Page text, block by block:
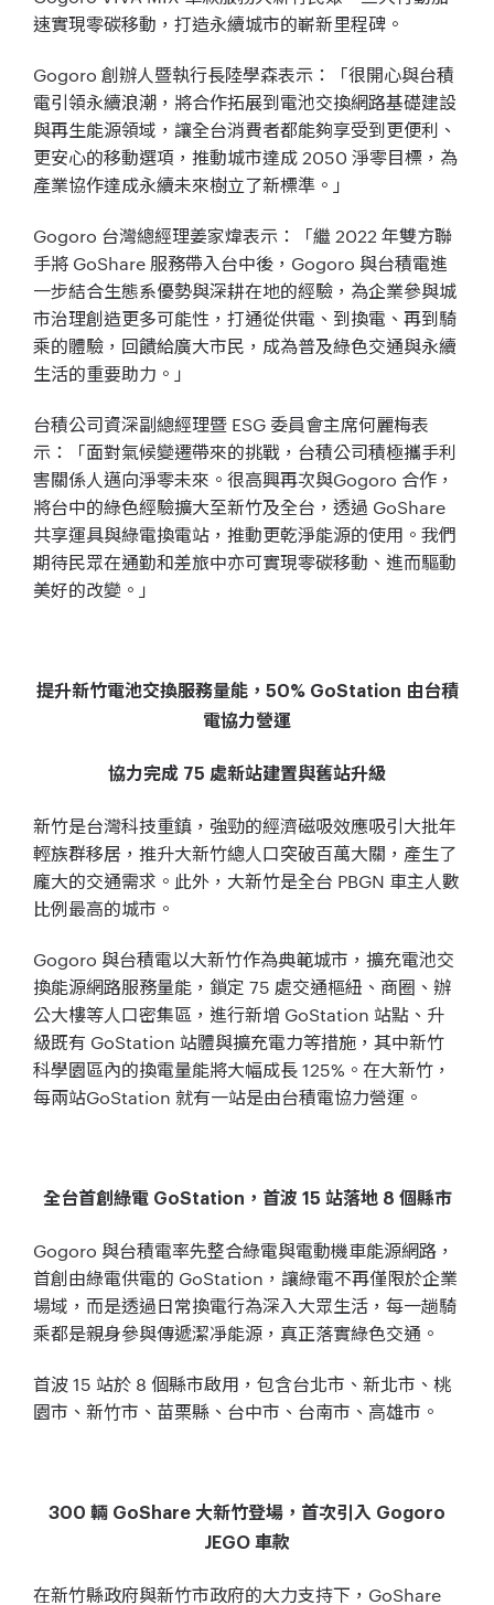
速實現零碳移動，打造永續城市的嶄新里程碑。
Gogoro 創辦人暨執行長陸學森表示：「很開心與台積
電引領永續浪潮，將合作拓展到電池交換網路基礎建設
與再生能源領域，讓全台消費者都能夠享受到更便利、
更安心的移動選項，推動城市達成 2050 淨零目標，為
產業協作達成永續未來樹立了新標準。」
Gogoro 台灣總經理姜家煒表示：「繼 2022 年雙方聯
手將 GoShare 服務帶入台中後，Gogoro 與台積電進
一步結合生態系優勢與深耕在地的經驗，為企業參與城
市治理創造更多可能性，打通從供電、到換電、再到騎
乘的體驗，回饋給廣大市民，成為普及綠色交通與永續
生活的重要助力。」
台積公司資深副總經理暨 ESG 委員會主席何麗梅表
示：「面對氣候變遷帶來的挑戰，台積公司積極攜手利
害關係人邁向淨零未來。很高興再次與Gogoro 合作，
將台中的綠色經驗擴大至新竹及全台，透過 GoShare
共享運具與綠電換電站，推動更乾淨能源的使用。我們
期待民眾在通勤和差旅中亦可實現零碳移動、進而驅動
美好的改變。」
提升新竹電池交換服務量能，50% GoStation 由台積
電協力營運
協力完成 75 處新站建置與舊站升級
新竹是台灣科技重鎮，強勁的經濟磁吸效應吸引大批年
輕族群移居，推升大新竹總人口突破百萬大關，產生了
龐大的交通需求。此外，大新竹是全台 PBGN 車主人數
比例最高的城市。
Gogoro 與台積電以大新竹作為典範城市，擴充電池交
換能源網路服務量能，鎖定 75 處交通樞紐、商圈、辦
公大樓等人口密集區，進行新增 GoStation 站點、升
級既有 GoStation 站體與擴充電力等措施，其中新竹
科學園區內的換電量能將大幅成長 125%。在大新竹，
每兩站GoStation 就有一站是由台積電協力營運。
全台首創綠電 GoStation，首波 15 站落地 8 個縣市
Gogoro 與台積電率先整合綠電與電動機車能源網路，
首創由綠電供電的 GoStation，讓綠電不再僅限於企業
場域，而是透過日常換電行為深入大眾生活，每一趟騎
乘都是親身參與傳遞潔凈能源，真正落實綠色交通。
首波 15 站於 8 個縣市啟用，包含台北市、新北市、桃
園市、新⽵市、苗栗縣、台中市、台南市、⾼雄市。
300 輛 GoShare 大新竹登場，首次引入 Gogoro
JEGO 車款
在新竹縣政府與新竹市政府的大力支持下，GoShare